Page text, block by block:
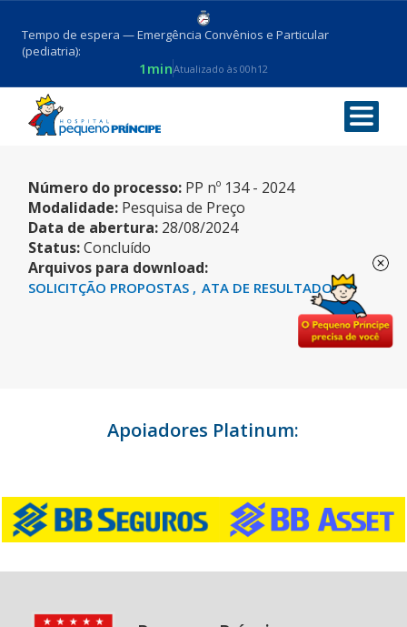
Tempo de espera — Emergência Convênios e Particular
(pediatria):
1minAtualizado às 00h12
ANTICORPOS
Número do processo: PP nº 134 - 2024
Modalidade: Pesquisa de Preço
Data de abertura: 28/08/2024
Status:Concluído
Arquivos para download:
SOLICITÇÃO PROPOSTAS ATA DE RESULTADO
Apoiadores Platinum: